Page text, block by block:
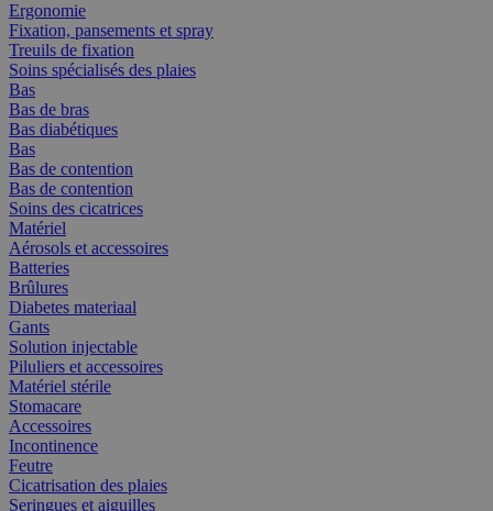
Ergonomie
Fixation, pansements et spray
Treuils de fixation
Soins spécialisés des plaies
Bas
Bas de bras
Bas diabétiques
Bas
Bas de contention
Bas de contention
Soins des cicatrices
Matériel
Aérosols et accessoires
Batteries
Brûlures
Diabetes materiaal
Gants
Solution injectable
Piluliers et accessoires
Matériel stérile
Stomacare
Accessoires
Incontinence
Feutre
Cicatrisation des plaies
Seringues et aiguilles